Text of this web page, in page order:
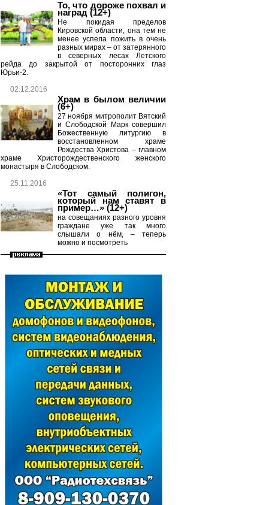
То, что дороже похвал и
наград (12+)
Не покидая пределов
Кировской области, она тем не
менее успела пожить в очень
разных мирах – от затерянного
в северных лесах Летского
рейда до закрытой от посторонних глаз
Юрьи-2.
02.12.2016
Храм в былом величии
(6+)
27 ноября митрополит Вятский
и Слободской Марк совершил
Божественную литургию в
восстановленном храме
Рождества Христова – главном
храме Христорождественского женского
монастыря в Слободском.
25.11.2016
«Тот самый полигон,
который нам ставят в
пример…» (12+)
на совещаниях разного уровня
граждане уже так много
слышали о нём, – теперь
можно и посмотреть